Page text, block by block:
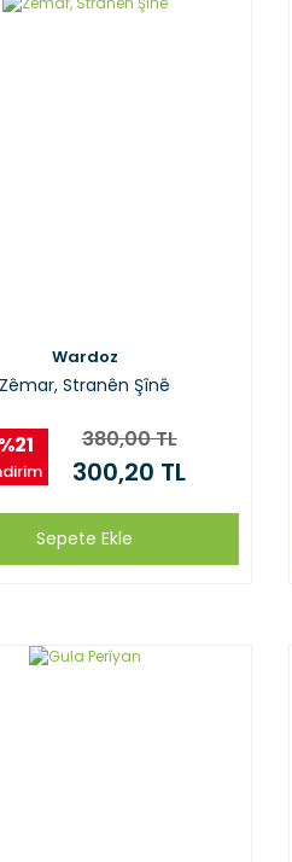
Wardoz
Zêmar, Stranên Şînê
%21 380,00 TL
300,20 TL
Sepete Ekle